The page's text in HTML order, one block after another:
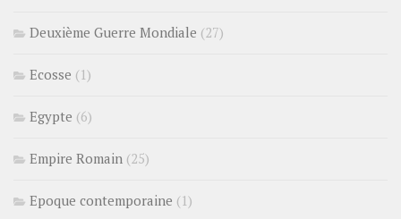
Deuxième Guerre Mondiale (27)
Ecosse (1)
Egypte (6)
Empire Romain (25)
Epoque contemporaine (1)